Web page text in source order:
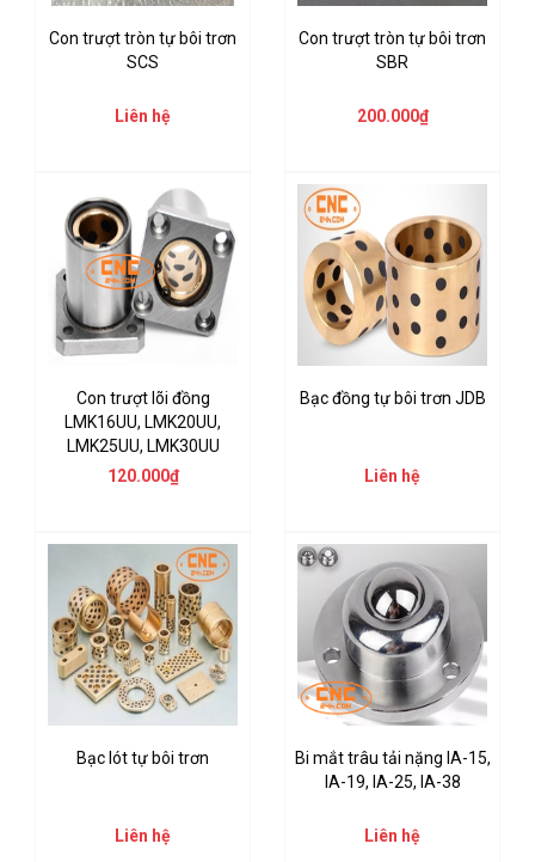
Con trượt tròn tự bôi trơn
SCS
Liên hệ
Con trượt tròn tự bôi trơn
SBR
200.000₫
Con trượt lõi đồng
LMK16UU, LMK20UU,
LMK25UU, LMK30UU
120.000₫
Bạc đồng tự bôi trơn JDB
Liên hệ
Bạc lót tự bôi trơn
Liên hệ
Bi mắt trâu tải nặng IA-15,
IA-19, IA-25, IA-38
Liên hệ